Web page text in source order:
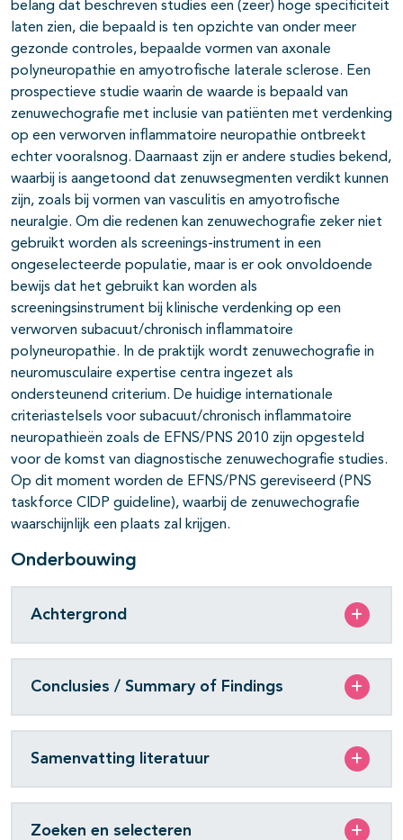
belang dat beschreven studies een (zeer) hoge specificiteit
laten zien, die bepaald is ten opzichte van onder meer
gezonde controles, bepaalde vormen van axonale
polyneuropathie en amyotrofische laterale sclerose. Een
prospectieve studie waarin de waarde is bepaald van
zenuwechografie met inclusie van patiënten met verdenking
op een verworven inflammatoire neuropathie ontbreekt
echter vooralsnog. Daarnaast zijn er andere studies bekend,
waarbij is aangetoond dat zenuwsegmenten verdikt kunnen
zijn, zoals bij vormen van vasculitis en amyotrofische
neuralgie. Om die redenen kan zenuwechografie zeker niet
gebruikt worden als screenings-instrument in een
ongeselecteerde populatie, maar is er ook onvoldoende
bewijs dat het gebruikt kan worden als
screeningsinstrument bij klinische verdenking op een
verworven subacuut/chronisch inflammatoire
polyneuropathie. In de praktijk wordt zenuwechografie in
neuromusculaire expertise centra ingezet als
ondersteunend criterium. De huidige internationale
criteriastelsels voor subacuut/chronisch inflammatoire
neuropathieën zoals de EFNS/PNS 2010 zijn opgesteld
voor de komst van diagnostische zenuwechografie studies.
Op dit moment worden de EFNS/PNS gereviseerd (PNS
taskforce CIDP guideline), waarbij de zenuwechografie
waarschijnlijk een plaats zal krijgen.
Onderbouwing
Achtergrond
Conclusies / Summary of Findings
Samenvatting literatuur
Zoeken en selecteren